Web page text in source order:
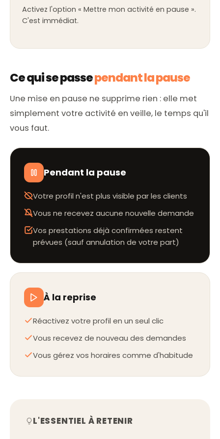
Activez l'option « Mettre mon activité en pause ».
C'est immédiat.
Ce qui se passependant la pause
Une mise en pause ne supprime rien : elle met
simplement votre activité en veille, le temps qu'il
vous faut.
Pendant la pause
Votre profil n'est plus visible par les clients
Vous ne recevez aucune nouvelle demande
Vos prestations déjà confirmées restent
prévues (sauf annulation de votre part)
À la reprise
Réactivez votre profil en un seul clic
Vous recevez de nouveau des demandes
Vous gérez vos horaires comme d'habitude
L'ESSENTIEL À RETENIR